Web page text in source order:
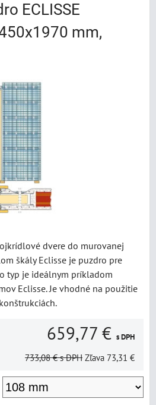
ECLISSE
mm,
dvere do murovanej
škály Eclisse je puzdro pre
typ je ideálnym príkladom
Eclisse. Je vhodné na použitie
659,77 € s DPH
733,08 € s DPH Zľava 73,31 €